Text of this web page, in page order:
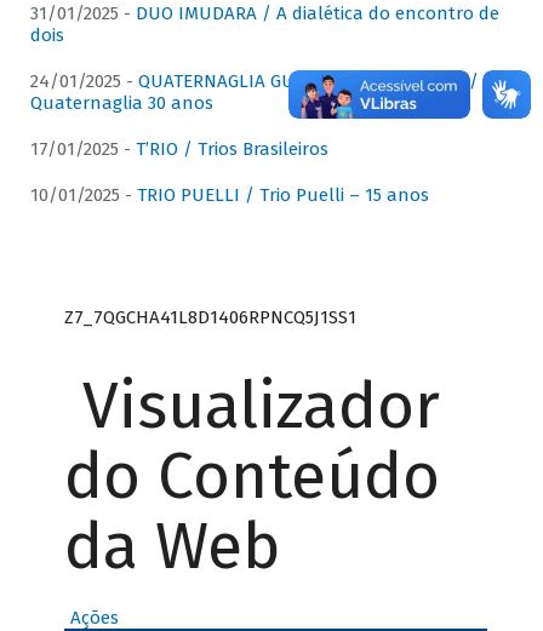
31/01/2025 - DUO IMUDARA / A dialética do encontro de
dois
24/01/2025 - QUATERNAGLIA GUITAR QUARTET (QGQ) /
Quaternaglia 30 anos
17/01/2025 - T’RIO / Trios Brasileiros
10/01/2025 - TRIO PUELLI / Trio Puelli – 15 anos
Z7_7QGCHA41L8D1406RPNCQ5J1SS1
Visualizador
do Conteúdo
da Web
Ações